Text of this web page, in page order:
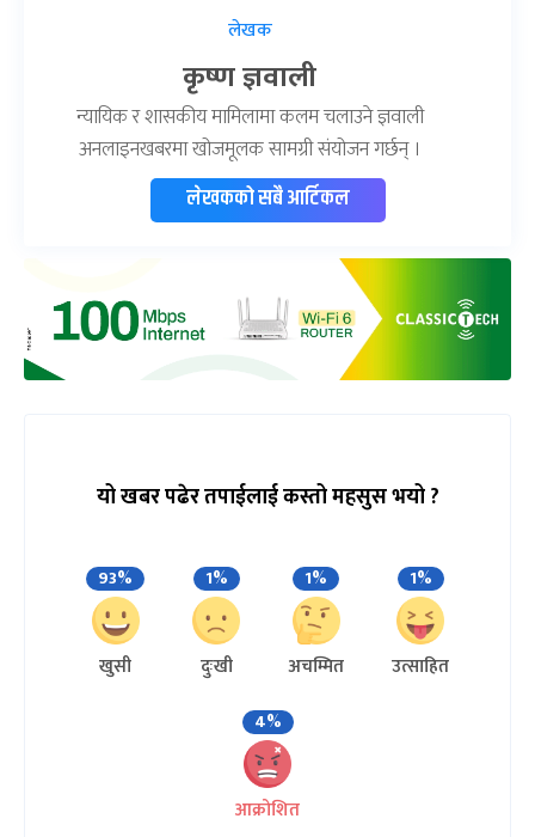
लेखक
कृष्ण ज्ञवाली
न्यायिक र शासकीय मामिलामा कलम चलाउने ज्ञवाली
अनलाइनखबरमा खोजमूलक सामग्री संयोजन गर्छन् ।
लेखकको सबै आर्टिकल
यो खबर पढेर तपाईलाई कस्तो महसुस भयो ?
93%
खुसी
1%
दुःखी
1%
अचम्मित
1%
उत्साहित
4%
आक्रोशित